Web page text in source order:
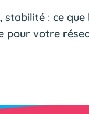
stabilité : ce que
pour votre